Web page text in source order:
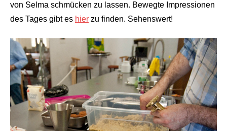
von Selma schmücken zu lassen. Bewegte Impressionen
des Tages gibt es hier zu finden. Sehenswert!